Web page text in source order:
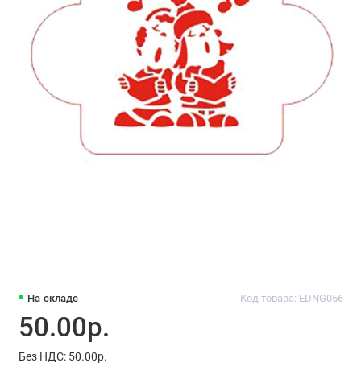
На складе Код товара: EDNG056
50.00р.
Без НДС: 50.00р.